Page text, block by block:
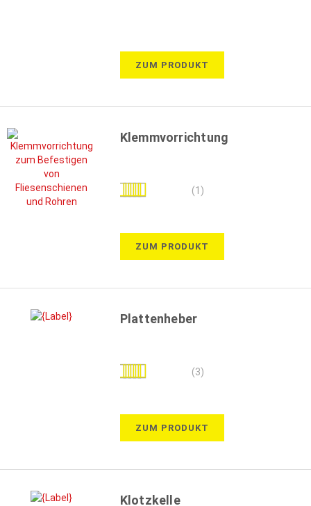
ZUM PRODUKT
Klemmvorrichtung
Bewertung: (1)
ZUM PRODUKT
Plattenheber
Bewertung: (3)
ZUM PRODUKT
Klotzkelle